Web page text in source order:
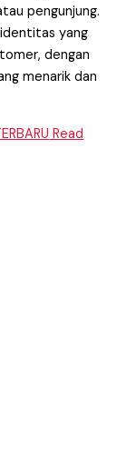
pengunjung.
yang
dengan
menarik dan
Read